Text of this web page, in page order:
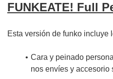
FUNKEATE! Full
Esta versión de funko incluye
Cara y peinado
nos envíes y accesorio